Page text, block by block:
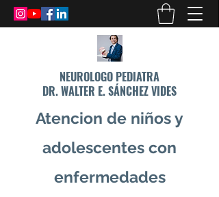
NEUROLOGO PEDIATRA
DR. WALTER E. SÁNCHEZ VIDES
Atencion de niños y
adolescentes con
enfermedades